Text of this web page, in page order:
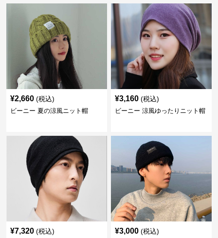
¥2,660 (税込)
ビーニー 夏の涼風ニット帽
¥3,160 (税込)
ビーニー 涼風ゆったりニット帽
¥7,320 (税込) ¥3,000 (税込)